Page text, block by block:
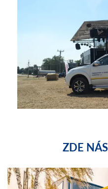
ZDE